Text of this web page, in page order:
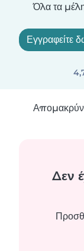
Όλα τα
Εγγραφείτε
Δεν